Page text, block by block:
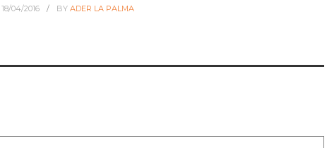
18/04/2016 BYADER LA PALMA